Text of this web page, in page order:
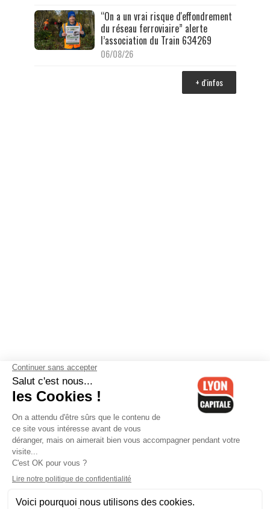
“On a un vrai risque d'effondrement
du réseau ferroviaire” alerte
l’association du Train 634269
06/08/26
+ d'infos
Contactez-nous-Mentions légales-CGV-Politique de